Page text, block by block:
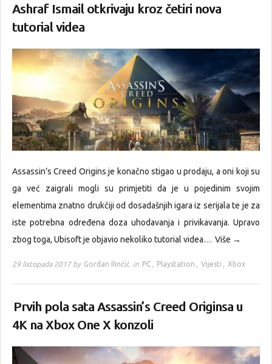
Ashraf Ismail otkrivaju kroz četiri nova
tutorial videa
Assassin’s Creed Origins je konačno stigao u prodaju, a oni koji su
ga već zaigrali mogli su primjetiti da je u pojedinim svojim
elementima znatno drukčiji od dosadašnjih igara iz serijala te je za
iste potrebna određena doza uhodavanja i privikavanja. Upravo
zbog toga, Ubisoft je objavio nekoliko tutorial videa… Više →
29 listopada 2017 by Gordan Ilinčić in PC , Playstation , Vijesti , Xbox
Prvih pola sata Assassin’s Creed Originsa u
4K na Xbox One X konzoli